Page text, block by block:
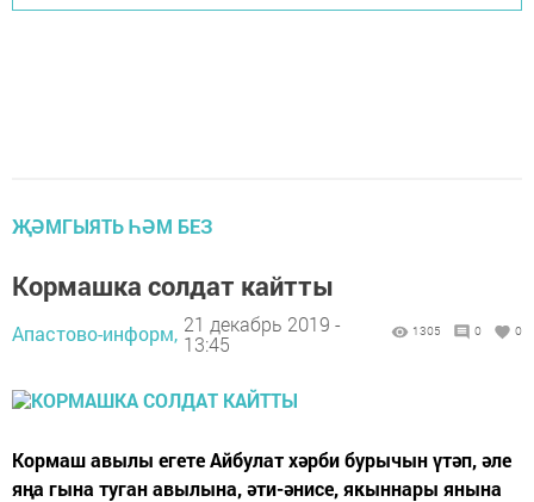
ҖӘМГЫЯТЬ ҺӘМ БЕЗ
Кормашка солдат кайтты
Апастово-информ, 21 декабрь 2019 -
13:45
1305 0 0
Кормаш авылы егете Айбулат хәрби бурычын үтәп, әле
яңа гына туган авылына, әти-әнисе, якыннары янына